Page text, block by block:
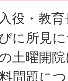
役・教
に所見
土曜開
問題に